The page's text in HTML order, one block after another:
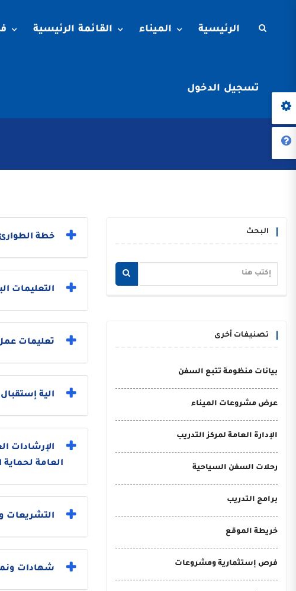
الرئيسية الميناء القائمة الرئيسية
تسجيل الدخول
البحث
تصنيفات أخرى
بيانات منظومة تتبع السفن
عرض مشروعات الميناء
الإدارة العامة لمركز التدريب
رحلات السفن السياحية
برامج التدريب
خريطة الموقع
فرص إستثمارية ومشروعات
خطة الطوارئ
التعليمات
تعليمات
الية
الإرشادات
العامة لحماية
التشريعات و
شهادات